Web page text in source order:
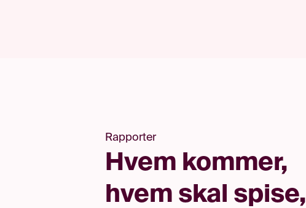
Rapporter
Hvem kommer,
hvem skal spise,